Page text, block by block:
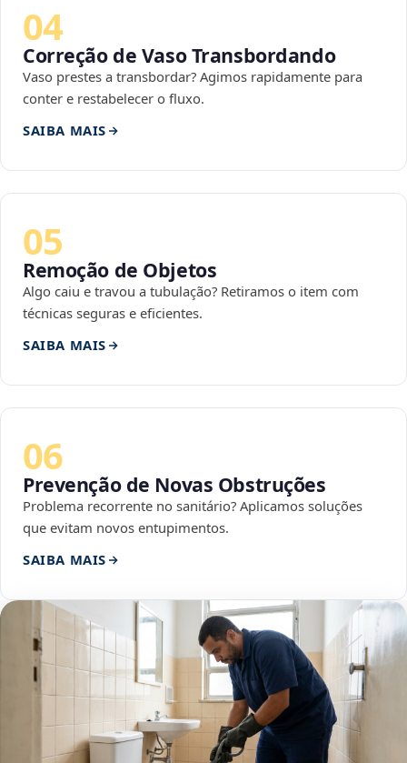
04
Correção de Vaso Transbordando
Vaso prestes a transbordar? Agimos rapidamente para
conter e restabelecer o fluxo.
SAIBA MAIS
05
Remoção de Objetos
Algo caiu e travou a tubulação? Retiramos o item com
técnicas seguras e eficientes.
SAIBA MAIS
06
Prevenção de Novas Obstruções
Problema recorrente no sanitário? Aplicamos soluções
que evitam novos entupimentos.
SAIBA MAIS